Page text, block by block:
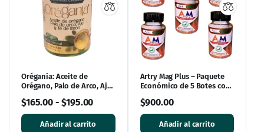
Orégania: Aceite de
Orégano, Palo de Arco, Ajo
cápsulas
$165.00-$195.00
Añadir al carrito
Artry Mag Plus – Paquete
Económico de 5 Botes con
$900.00
Añadir al carrito